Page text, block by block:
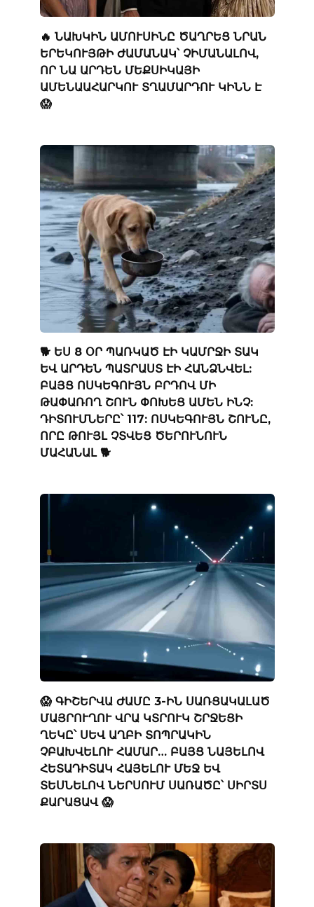
🔥 ՆԱԽԿԻՆ ԱՄՈՒՍԻՆԸ ԾԱՂՐԵՑ ՆՐԱՆ
ԵՐԵԿՈՒՅԹԻ ԺԱՄԱՆԱԿ՝ ՉԻՄԱՆԱԼՈՎ,
ՈՐ ՆԱ ԱՐԴԵՆ ՄԵՔՍԻԿԱՅԻ
ԱՄԵՆԱԱՀԱՐԿՈՒ ՏՂԱՄԱՐԴՈՒ ԿԻՆՆ Է
😱
🐕 ԵՍ 8 ՕՐ ՊԱՌԿԱԾ ԷԻ ԿԱՄՐՋԻ ՏԱԿ
ԵՎ ԱՐԴԵՆ ՊԱՏՐԱՍՏ ԷԻ ՀԱՆՁՆՎԵԼ:
ԲԱՅՑ ՈՍԿԵԳՈՒՅՆ ԲՐԴՈՎ ՄԻ
ԹԱՓԱՌՈՂ ՇՈՒՆ ՓՈԽԵՑ ԱՄԵՆ ԻՆՉ:
ԴԻՏՈՒՄՆԵՐԸ՝ 117: ՈՍԿԵԳՈՒՅՆ ՇՈՒՆԸ,
ՈՐԸ ԹՈՒՅԼ ՉՏՎԵՑ ԾԵՐՈՒՆՈՒՆ
ՄԱՀԱՆԱԼ 🐕
😱 ԳԻՇԵՐՎԱ ԺԱՄԸ 3-ԻՆ ՍԱՌՑԱԿԱԼԱԾ
ՄԱՅՐՈՒՂՈՒ ՎՐԱ ԿՏՐՈՒԿ ՇՐՋԵՑԻ
ՂԵԿԸ՝ ՍԵՎ ԱՂԲԻ ՏՈՊՐԱԿԻՆ
ՉԲԱԽՎԵԼՈՒ ՀԱՄԱՐ… ԲԱՅՑ ՆԱՅԵԼՈՎ
ՀԵՏԱԴԻՏԱԿ ՀԱՅԵԼՈՒ ՄԵՋ ԵՎ
ՏԵՍՆԵԼՈՎ ՆԵՐՍՈՒՄ ՍԱՌԱԾԸ՝ ՍԻՐՏՍ
ՔԱՐԱՑԱՎ 😱